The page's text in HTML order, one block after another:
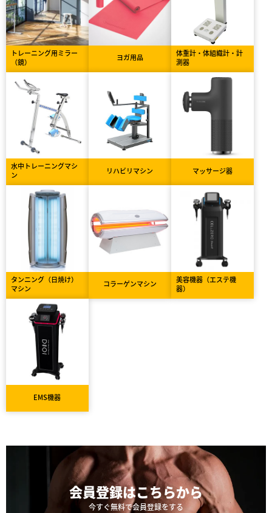
トレーニング用ミラー
（鏡）
ヨガ用品
体重計・体組織計・計
測器
水中トレーニングマシ
ン
リハビリマシン マッサージ器
タンニング（日焼け）
マシン
コラーゲンマシン
美容機器（エステ機
器）
EMS機器
会員登録はこちらから
今すぐ無料で会員登録をする